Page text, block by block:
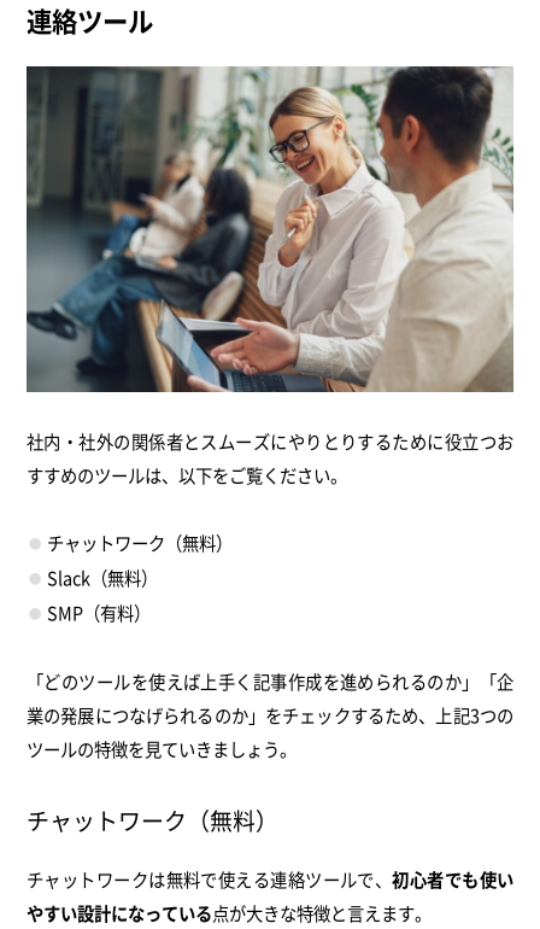
連絡ツール
社内・社外の関係者とスムーズにやりとりするために役立つお
すすめのツールは、以下をご覧ください。
チャットワーク（無料）
Slack（無料）
SMP（有料）
「どのツールを使えば上手く記事作成を進められるのか」「企
業の発展につなげられるのか」をチェックするため、上記3つの
ツールの特徴を見ていきましょう。
チャットワーク（無料）
チャットワークは無料で使える連絡ツールで、初心者でも使い
やすい設計になっている点が大きな特徴と言えます。